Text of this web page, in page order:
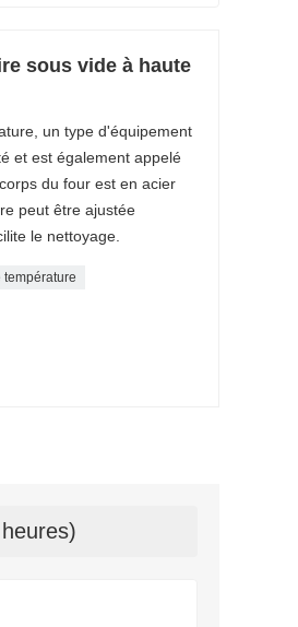
sous vide à haute
un type d'équipement
et est également appelé
du four est en acier
peut être ajustée
le nettoyage.
température